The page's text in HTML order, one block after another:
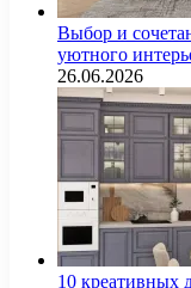
Выбор и
уютного
26.06.2026
10 креативных